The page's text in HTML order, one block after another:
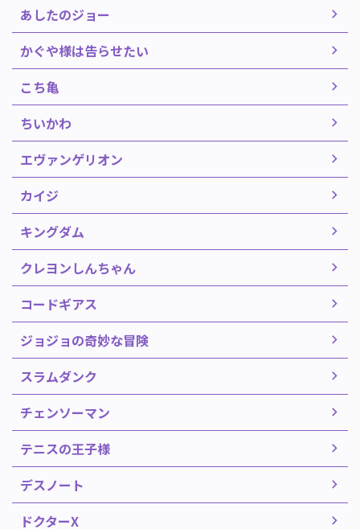
あしたのジョー
かぐや様は告らせたい
こち亀
ちいかわ
エヴァンゲリオン
カイジ
キングダム
クレヨンしんちゃん
コードギアス
ジョジョの奇妙な冒険
スラムダンク
チェンソーマン
テニスの王子様
デスノート
ドクターX